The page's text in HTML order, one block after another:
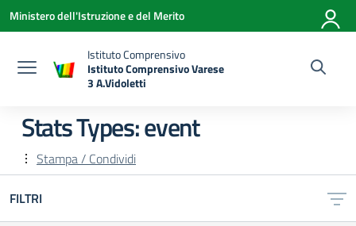
Vai ai contenuti
Vai al menu di navigazione
Vai al footer
Ministero dell'Istruzione e del Merito
Istituto Comprensivo
Istituto Comprensivo Varese
3 A.Vidoletti
Stats Types:event
Stampa / Condividi
FILTRI